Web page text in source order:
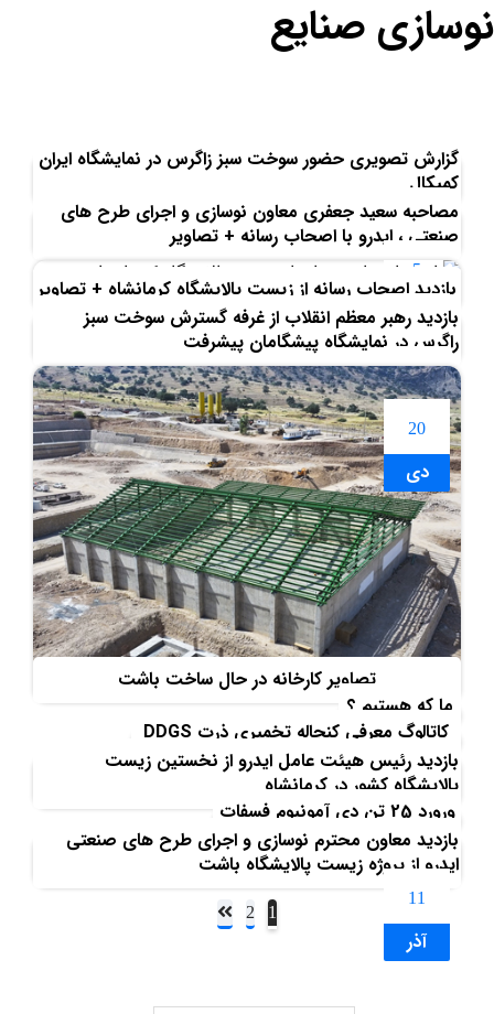
نوسازی صنایع
گزارش تصویری حضور سوخت سبز زاگرس در نمایشگاه ایران
کمیکال
14
بهمن
مصاحبه سعید جعفری معاون نوسازی و اجرای طرح های
صنعتی ، ایدرو با اصحاب رسانه + تصاویر
5
بهمن
بازدید اصحاب رسانه از زیست پالایشگاه کرمانشاه + تصاویر
5
بهمن
بازدید رهبر معظم انقلاب از غرفه گسترش سوخت سبز
راگرس در نمایشگاه پیشگامان پیشرفت
4
بهمن
تصاویر کارخانه در حال ساخت باشت
20
دی
ما که هستیم ؟
20
دی
کاتالوگ معرفی کنجاله تخمیری ذرت DDGS
1
دی
بازدید رئیس هیئت عامل ایدرو از نخستین زیست
پالایشگاه کشور در کرمانشاه
23
آذر
ورورد 25 تن دی آمونیوم فسفات
17
بازدید معاون محترم نوسازی و اجرای طرح های صنعتی
ایدرو از پروژه زیست پالایشگاه باشت
11
آذر
1
2